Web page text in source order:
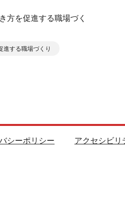
方を促進する職場づく
進する職場づくり
シーポリシー アクセシビリ